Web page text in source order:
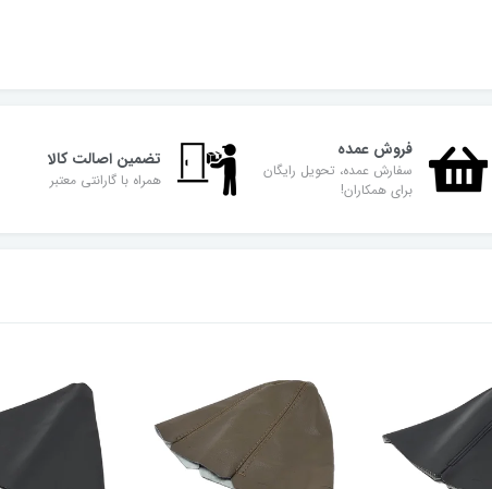
فروش عمده
سفارش عمده، تحویل رایگان
برای همکاران!
تضمین اصالت کالا
همراه با گارانتی معتبر